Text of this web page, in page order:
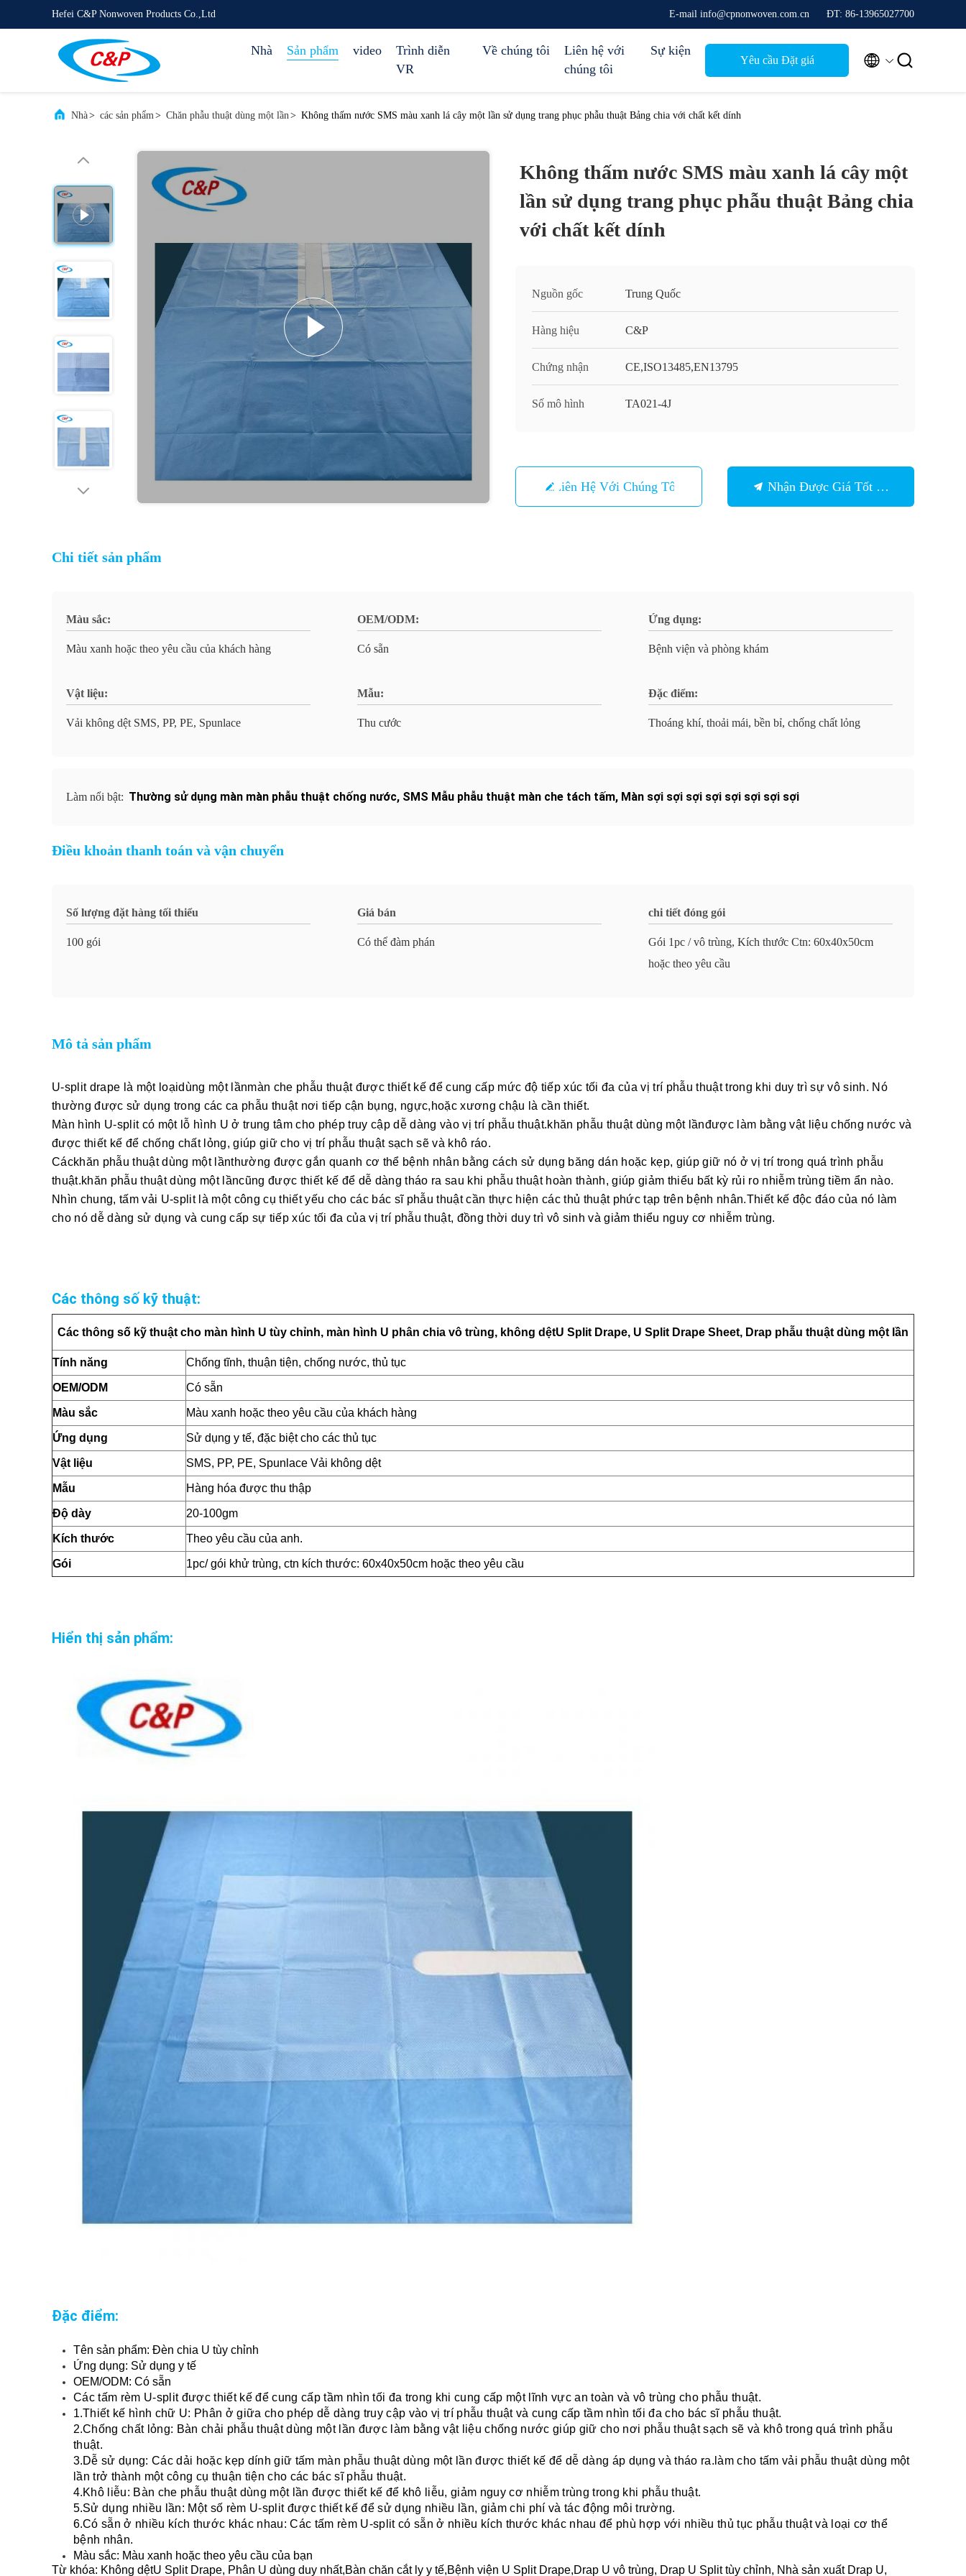
Hefei C&P Nonwoven Products Co.,Ltd E-mail info@cpnonwoven.com.cn ĐT: 86-13965027700
Nhà Sản phẩm video
Trình diễn
VR
Về chúng tôi
Liên hệ với
chúng tôi
Sự kiện
Yêu cầu Đặt giá  
Nhà> các sản phẩm> Chăn phẫu thuật dùng một lần> Không thấm nước SMS màu xanh lá cây một lần sử dụng trang phục phẫu thuật Bảng chia với chất kết dính
Không thấm nước SMS màu xanh lá cây một
lần sử dụng trang phục phẫu thuật Bảng chia
với chất kết dính
Nguồn gốc Trung Quốc
Hàng hiệu C&P
Chứng nhận CE,ISO13485,EN13795
Số mô hình TA021-4J
Liên Hệ Với Chúng Tôi Nhận Được Giá Tốt Nhất
Chi tiết sản phẩm
Màu sắc:
Màu xanh hoặc theo yêu cầu của khách hàng
OEM/ODM:
Có sẵn
Ứng dụng:
Bệnh viện và phòng khám
Vật liệu:
Vải không dệt SMS, PP, PE, Spunlace
Mẫu:
Thu cước
Đặc điểm:
Thoáng khí, thoải mái, bền bỉ, chống chất lỏng
Làm nổi bật: Thường sử dụng màn màn phẫu thuật chống nước, SMS Mẫu phẫu thuật màn che tách tấm, Màn sợi sợi sợi sợi sợi sợi sợi sợi
Điều khoản thanh toán và vận chuyển
Số lượng đặt hàng tối thiểu
100 gói
Giá bán
Có thể đàm phán
chi tiết đóng gói
Gói 1pc / vô trùng, Kích thước Ctn: 60x40x50cm
hoặc theo yêu cầu
Mô tả sản phẩm
U-split drape là một loạidùng một lầnmàn che phẫu thuật được thiết kế để cung cấp mức độ tiếp xúc tối đa của vị trí phẫu thuật trong khi duy trì sự vô sinh. Nó
thường được sử dụng trong các ca phẫu thuật nơi tiếp cận bụng, ngực,hoặc xương chậu là cần thiết.
Màn hình U-split có một lỗ hình U ở trung tâm cho phép truy cập dễ dàng vào vị trí phẫu thuật.khăn phẫu thuật dùng một lầnđược làm bằng vật liệu chống nước và
được thiết kế để chống chất lỏng, giúp giữ cho vị trí phẫu thuật sạch sẽ và khô ráo.
Cáckhăn phẫu thuật dùng một lầnthường được gắn quanh cơ thể bệnh nhân bằng cách sử dụng băng dán hoặc kẹp, giúp giữ nó ở vị trí trong quá trình phẫu
thuật.khăn phẫu thuật dùng một lầncũng được thiết kế để dễ dàng tháo ra sau khi phẫu thuật hoàn thành, giúp giảm thiểu bất kỳ rủi ro nhiễm trùng tiềm ẩn nào.
Nhìn chung, tấm vải U-split là một công cụ thiết yếu cho các bác sĩ phẫu thuật cần thực hiện các thủ thuật phức tạp trên bệnh nhân.Thiết kế độc đáo của nó làm
cho nó dễ dàng sử dụng và cung cấp sự tiếp xúc tối đa của vị trí phẫu thuật, đồng thời duy trì vô sinh và giảm thiểu nguy cơ nhiễm trùng.
Các thông số kỹ thuật:
Các thông số kỹ thuật cho màn hình U tùy chỉnh, màn hình U phân chia vô trùng, không dệtU Split Drape, U Split Drape Sheet, Drap phẫu thuật dùng một lần
Tính năng Chống tĩnh, thuận tiện, chống nước, thủ tục
OEM/ODM Có sẵn
Màu sắc Màu xanh hoặc theo yêu cầu của khách hàng
Ứng dụng Sử dụng y tế, đặc biệt cho các thủ tục
Vật liệu SMS, PP, PE, Spunlace Vải không dệt
Mẫu Hàng hóa được thu thập
Độ dày 20-100gm
Kích thước Theo yêu cầu của anh.
Gói 1pc/ gói khử trùng, ctn kích thước: 60x40x50cm hoặc theo yêu cầu
Hiển thị sản phẩm:
Đặc điểm:
Tên sản phẩm: Đèn chia U tùy chỉnh
Ứng dụng: Sử dụng y tế
OEM/ODM: Có sẵn
Các tấm rèm U-split được thiết kế để cung cấp tầm nhìn tối đa trong khi cung cấp một lĩnh vực an toàn và vô trùng cho phẫu thuật.
1.Thiết kế hình chữ U: Phân ở giữa cho phép dễ dàng truy cập vào vị trí phẫu thuật và cung cấp tầm nhìn tối đa cho bác sĩ phẫu thuật.
2.Chống chất lỏng: Bàn chải phẫu thuật dùng một lần được làm bằng vật liệu chống nước giúp giữ cho nơi phẫu thuật sạch sẽ và khô trong quá trình phẫu
thuật.
3.Dễ sử dụng: Các dải hoặc kẹp dính giữ tấm màn phẫu thuật dùng một lần được thiết kế để dễ dàng áp dụng và tháo ra.làm cho tấm vải phẫu thuật dùng một
lần trở thành một công cụ thuận tiện cho các bác sĩ phẫu thuật.
4.Khô liễu: Bàn che phẫu thuật dùng một lần được thiết kế để khô liễu, giảm nguy cơ nhiễm trùng trong khi phẫu thuật.
5.Sử dụng nhiều lần: Một số rèm U-split được thiết kế để sử dụng nhiều lần, giảm chi phí và tác động môi trường.
6.Có sẵn ở nhiều kích thước khác nhau: Các tấm rèm U-split có sẵn ở nhiều kích thước khác nhau để phù hợp với nhiều thủ tục phẫu thuật và loại cơ thể
bệnh nhân.
Màu sắc: Màu xanh hoặc theo yêu cầu của bạn
Từ khóa: Không dệtU Split Drape, Phân U dùng duy nhất,Bàn chăn cắt ly y tế,Bệnh viện U Split Drape,Drap U vô trùng, Drap U Split tùy chỉnh, Nhà sản xuất Drap U,